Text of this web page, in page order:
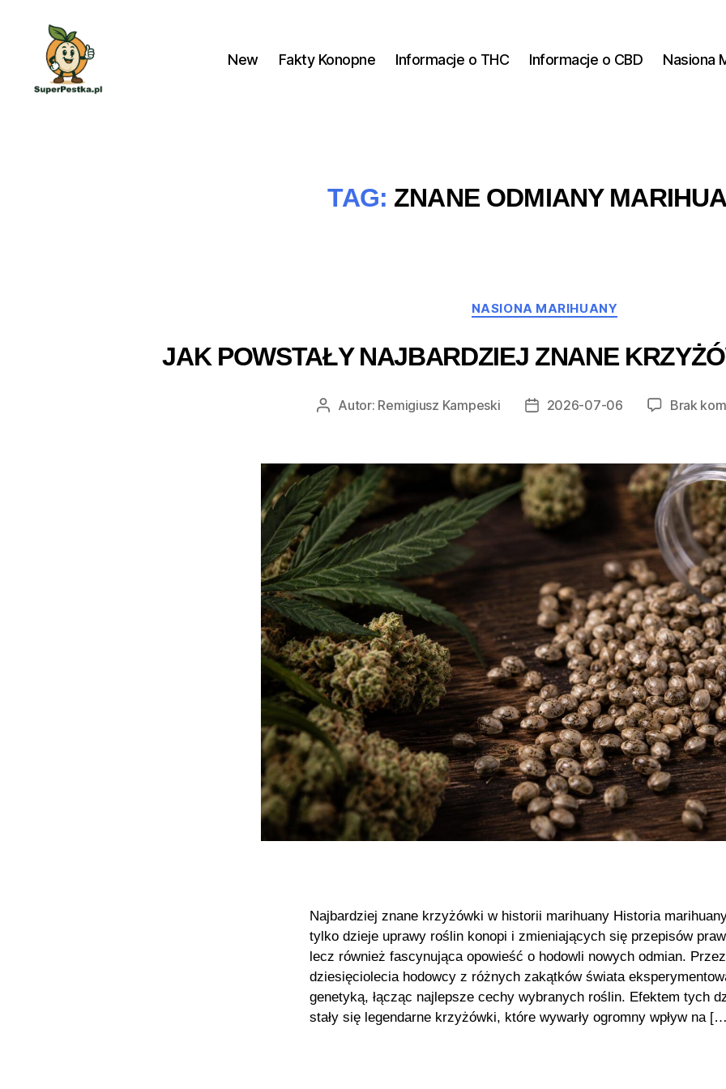
New Fakty Konopne Informacje o THC Informacje o CBD Nasiona
TAG: ZNANE ODMIANY
Kategorie
NASIONA MARIHUANY
JAK POWSTAŁY NAJBARDZIEJ ZNANE
AutorAutor: Remigiusz Kampeski
Data2026-07-06 Brak
Najbardziej znane krzyżówki w historii marihuany Historia
tylko dzieje uprawy roślin konopi i zmieniających się przepisów
lecz również fascynująca opowieść o hodowli nowych odmian. Przez
dziesięciolecia hodowcy z różnych zakątków świata
genetyką, łącząc najlepsze cechy wybranych roślin. Efektem tych
stały się legendarne krzyżówki, które wywarły ogromny wpływ na